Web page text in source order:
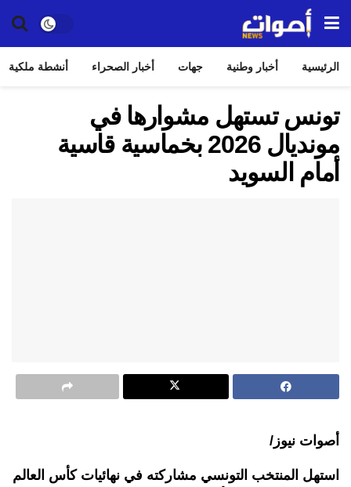
الرئيسية أخبار وطنية جهات أخبار الصحراء أنشطة ملكية
تونس تستهل مشوارها في
مونديال 2026 بخماسية قاسية
أمام السويد
أصوات نيوز/
استهل المنتخب التونسي مشاركته في نهائيات كأس العالم